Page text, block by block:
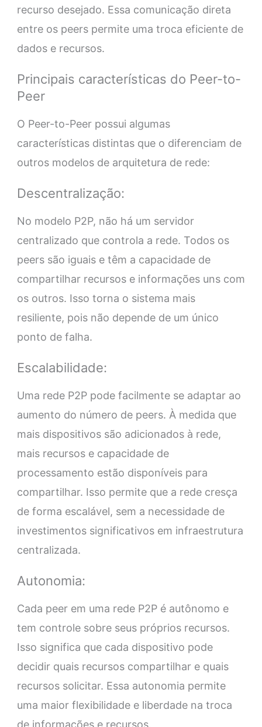
recurso desejado. Essa comunicação direta
entre os peers permite uma troca eficiente de
dados e recursos.
Principais características do Peer-to-
Peer
O Peer-to-Peer possui algumas
características distintas que o diferenciam de
outros modelos de arquitetura de rede:
Descentralização:
No modelo P2P, não há um servidor
centralizado que controla a rede. Todos os
peers são iguais e têm a capacidade de
compartilhar recursos e informações uns com
os outros. Isso torna o sistema mais
resiliente, pois não depende de um único
ponto de falha.
Escalabilidade:
Uma rede P2P pode facilmente se adaptar ao
aumento do número de peers. À medida que
mais dispositivos são adicionados à rede,
mais recursos e capacidade de
processamento estão disponíveis para
compartilhar. Isso permite que a rede cresça
de forma escalável, sem a necessidade de
investimentos significativos em infraestrutura
centralizada.
Autonomia:
Cada peer em uma rede P2P é autônomo e
tem controle sobre seus próprios recursos.
Isso significa que cada dispositivo pode
decidir quais recursos compartilhar e quais
recursos solicitar. Essa autonomia permite
uma maior flexibilidade e liberdade na troca